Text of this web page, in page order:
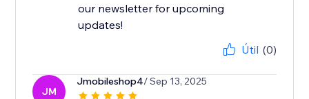
our newsletter for upcoming
updates!
Útil (0)
JM
Jmobileshop4/ Sep 13, 2025